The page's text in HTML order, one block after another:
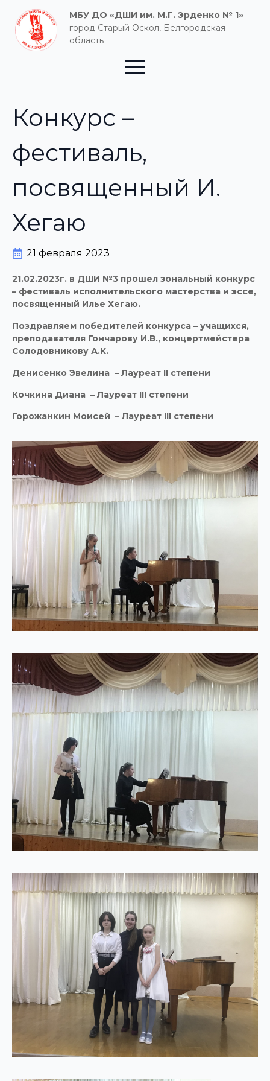
МБУ ДО «ДШИ им. М.Г. Эрденко № 1»
город Старый Оскол, Белгородская
область
Конкурс –
фестиваль,
посвященный И.
Хегаю
21 февраля 2023
21.02.2023г. в ДШИ №3 прошел зональный конкурс
– фестиваль исполнительского мастерства и эссе,
посвященный Илье Хегаю.
Поздравляем победителей конкурса – учащихся,
преподавателя Гончарову И.В., концертмейстера
Солодовникову А.К.
Денисенко Эвелина – Лауреат II степени
Кочкина Диана – Лауреат III степени
Горожанкин Моисей – Лауреат III степени